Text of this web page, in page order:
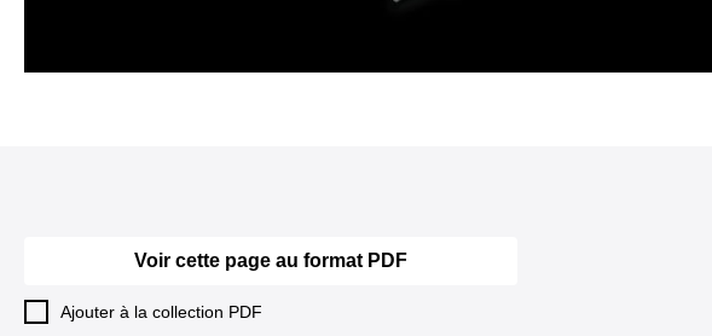
Voir cette page au format PDF
Ajouter à la collection PDF